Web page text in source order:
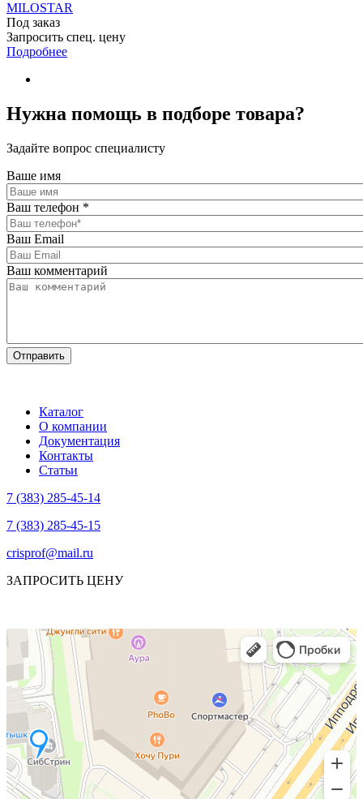
MILOSTAR
Под заказ
Запросить спец. цену
Подробнее
Нужна помощь в подборе товара?
Задайте вопрос специалисту
Ваше имя
Ваш телефон *
Ваш Email
Ваш комментарий
Каталог
О компании
Документация
Контакты
Статьи
7 (383) 285-45-14
7 (383) 285-45-15
crisprof@mail.ru
ЗАПРОСИТЬ ЦЕНУ